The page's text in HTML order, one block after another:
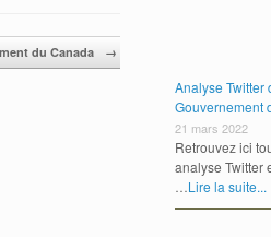
du Canada →
Analyse Twitter
Gouvernement
21 mars 2022
Retrouvez ici
analyse Twitter
…Lire la suite...